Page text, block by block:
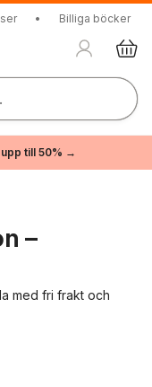
• Billiga böcker
till 50% →
–
med fri frakt och